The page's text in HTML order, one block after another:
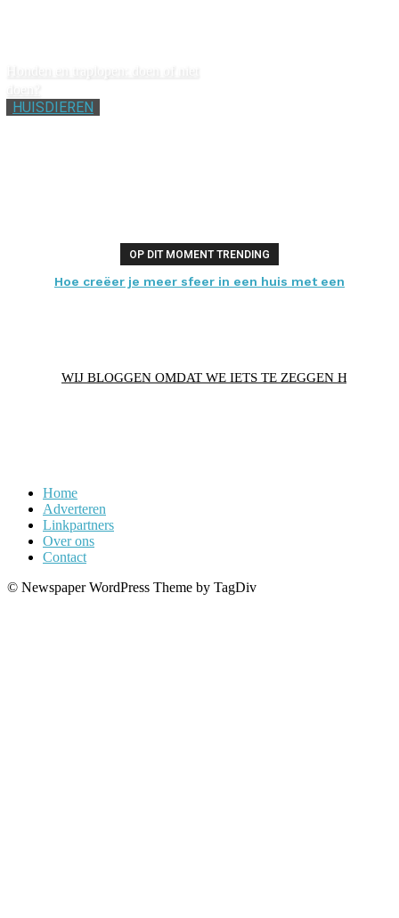
HUISDIEREN
OP DIT MOMENT TRENDING
Hoe creëer je meer sfeer in een huis met een
WIJ BLOGGEN OMDAT WE IETS TE ZEGGEN HEBBEN
Home
Adverteren
Linkpartners
Over ons
Contact
© Newspaper WordPress Theme by TagDiv